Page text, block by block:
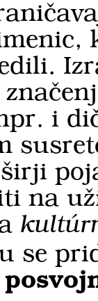
i
širji
na
se